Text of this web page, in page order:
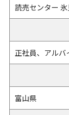
読売センター
正社員、アルバ
富山県